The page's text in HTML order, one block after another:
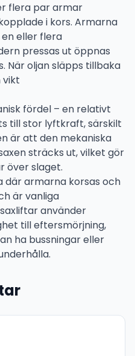
flera par armar
i kors. Armarna
eller flera
pressas ut öppnas
När oljan släpps tillbaka
vikt
fördel – en relativt
till stor lyftkraft, särskilt
är att den mekaniska
sträcks ut, vilket gör
över slaget.
där armarna korsas och
är vanliga
använder
till eftersmörjning,
ha bussningar eller